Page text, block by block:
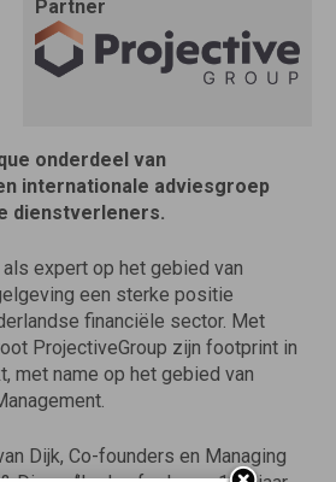
Partner
onderdeel van
internationale adviesgroep
dienstverleners.
expert op het gebied van
een sterke positie
financiële sector. Met
ProjectiveGroup zijn footprint in
met name op het gebied van
Dijk, Co-founders en Managing